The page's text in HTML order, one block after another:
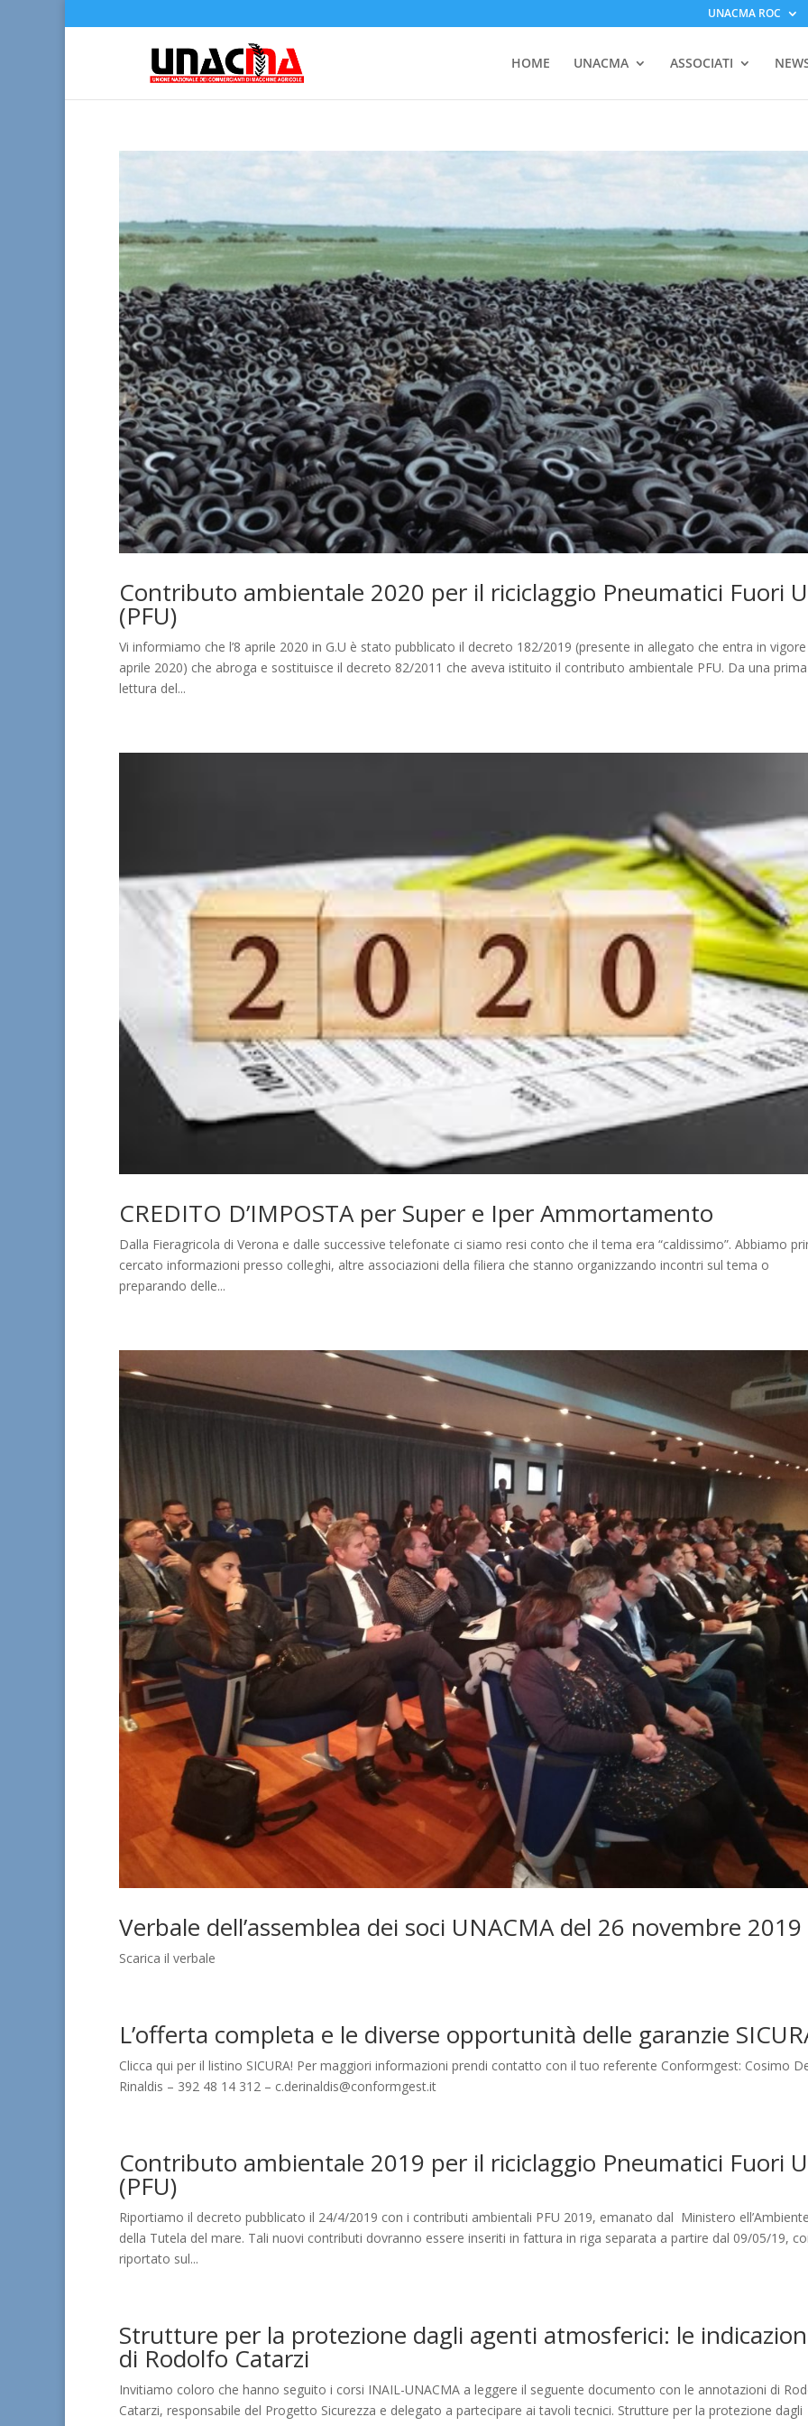
UNACMA ROC
HOME UNACMA ASSOCIATI
Contributo ambientale 2020 per il riciclaggio Pneumatici Fuori
(PFU)
Vi informiamo che l’8 aprile 2020 in G.U è stato pubblicato il decreto 182/2019 (presente in allegato che entra in
aprile 2020) che abroga e sostituisce il decreto 82/2011 che aveva istituito il contributo ambientale PFU. Da una prima
lettura del...
CREDITO D’IMPOSTA per Super e Iper Ammortamento
Dalla Fieragricola di Verona e dalle successive telefonate ci siamo resi conto che il tema era “caldissimo”. Abbiamo
cercato informazioni presso colleghi, altre associazioni della filiera che stanno organizzando incontri sul tema o
preparando delle...
Verbale dell’assemblea dei soci UNACMA del 26 novembre 2019
Scarica il verbale
L’offerta completa e le diverse opportunità delle garanzie
Clicca qui per il listino SICURA! Per maggiori informazioni prendi contatto con il tuo referente Conformgest: Cosimo
Rinaldis – 392 48 14 312 – c.derinaldis@conformgest.it
Contributo ambientale 2019 per il riciclaggio Pneumatici Fuori
(PFU)
Riportiamo il decreto pubblicato il 24/4/2019 con i contributi ambientali PFU 2019, emanato dal Ministero
della Tutela del mare. Tali nuovi contributi dovranno essere inseriti in fattura in riga separata a partire dal 09/05/19,
riportato sul...
Strutture per la protezione dagli agenti atmosferici: le
di Rodolfo Catarzi
Invitiamo coloro che hanno seguito i corsi INAIL-UNACMA a leggere il seguente documento con le annotazioni di
Catarzi, responsabile del Progetto Sicurezza e delegato a partecipare ai tavoli tecnici. Strutture per la protezione dagli